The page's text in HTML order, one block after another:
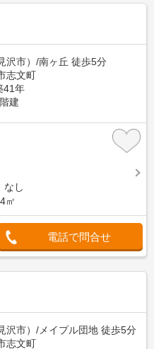
沢市）/南ヶ丘 徒歩5分
志文町
41年
建
なし
㎡
電話で問合せ
沢市）/メイプル団地 徒歩5分
志文町